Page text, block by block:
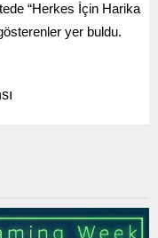
“Herkes İçin Harika
yer buldu.